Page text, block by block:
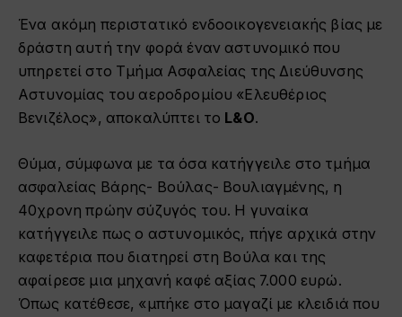
Ένα ακόμη περιστατικό ενδοοικογενειακής βίας με
δράστη αυτή την φορά έναν αστυνομικό που
υπηρετεί στο Τμήμα Ασφαλείας της Διεύθυνσης
Αστυνομίας του αεροδρομίου «Ελευθέριος
Βενιζέλος», αποκαλύπτει το L&O.
Θύμα, σύμφωνα με τα όσα κατήγγειλε στο τμήμα
ασφαλείας Βάρης- Βούλας- Βουλιαγμένης, η
40χρονη πρώην σύζυγός του. Η γυναίκα
κατήγγειλε πως ο αστυνομικός, πήγε αρχικά στην
καφετέρια που διατηρεί στη Βούλα και της
αφαίρεσε μια μηχανή καφέ αξίας 7.000 ευρώ.
Όπως κατέθεσε, «μπήκε στο μαγαζί με κλειδιά που